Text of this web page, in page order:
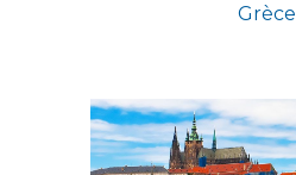
Grèce